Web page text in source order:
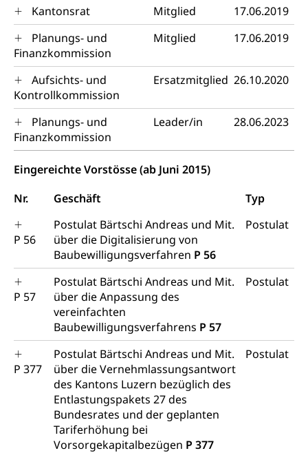
Kantonsrat
Mitglied
17.06.2019
Planungs- und
Finanzkommission
Mitglied 17.06.2019
Aufsichts- und
Kontrollkommission
Ersatzmitglied 26.10.2020
Planungs- und
Finanzkommission
Leader/in 28.06.2023
Eingereichte Vorstösse (ab Juni 2015)
Nr.
Geschäft Typ
P 56
Postulat Bärtschi Andreas und Mit.
über die Digitalisierung von
Baubewilligungsverfahren P 56
Postulat
P 57
Postulat Bärtschi Andreas und Mit.
über die Anpassung des
vereinfachten
Baubewilligungsverfahrens P 57
Postulat
P 377
Postulat Bärtschi Andreas und Mit.
über die Vernehmlassungsantwort
des Kantons Luzern bezüglich des
Entlastungspakets 27 des
Bundesrates und der geplanten
Tariferhöhung bei
Vorsorgekapitalbezügen P 377
Postulat
Religionsvielfalt Im Kanton Luzern (unilu)
Religion (gruezi.lu.ch)
Sport
Freizeitaktivitäten, Schulsport, Spitzensport,
Breitensport, Jugend und Sport, Sportanlagen
Olympiateam Kanton Luzern
Offene Sporthallen
Gesundheitsförderung
Freiwilliger Schulsport
Tiere
Haustiere, Heimtiere, Wildtiere, Veterinärmedizin,
Tiermedizin, Tierarzt, Tierschutz, Jagd, Fischerei,
Viehzucht
Tierschutz
Hobbytierhaltung und Bienen
Wildtiere
Halten von Wildtieren
Haltung Heimtiere
Hunde
Bestattung, Beerdigung, Testament, Erbrecht,
Erbschaft, Todesschein, Todesanzeige,
Zivilstandsamt, Erben, Erbenliste
Ärztliche Todesbescheinigung
Sicherheit
Armee
Militär, Militärdienst, Militärdienstpflicht,
Wehrpflicht, Berufssoldat, Militärdienstverweigerer,
Dienstverweigerer, Militärdienstverweigerung,
Wehrpflichtersatz, Wehrpflichtersatzabgabe
Militär
Schweizer Armee
Erwerbsausfallentschädigung (WAS Luzern)
Bevölkerungsschutz
Katastrophenschutz, Katastrophenhilfe, Polizei,
Feuerwehr, Gesundheitswesen, technische Betriebe,
Alarmierung, Sirenentest